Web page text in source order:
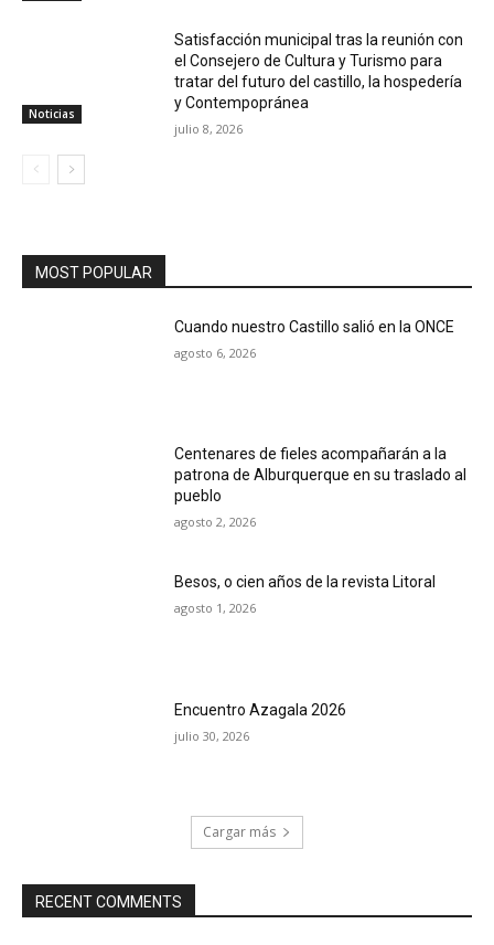
Noticias
Satisfacción municipal tras la reunión con
el Consejero de Cultura y Turismo para
tratar del futuro del castillo, la hospedería
y Contempopránea
julio 8, 2026
MOST POPULAR
Cuando nuestro Castillo salió en la ONCE
agosto 6, 2026
Centenares de fieles acompañarán a la
patrona de Alburquerque en su traslado al
pueblo
agosto 2, 2026
Besos, o cien años de la revista Litoral
agosto 1, 2026
Encuentro Azagala 2026
julio 30, 2026
Cargar más
RECENT COMMENTS